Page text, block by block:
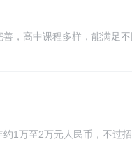
，高中课程多样，能满足不
1万至2万元人民币，不过